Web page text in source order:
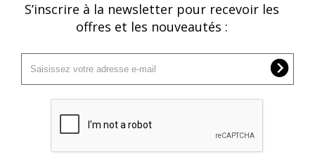
S’inscrire à la newsletter pour recevoir les
offres et les nouveautés :